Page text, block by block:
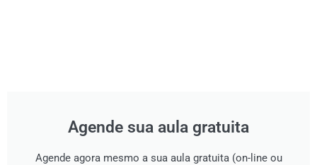
Agende sua aula gratuita
Agende agora mesmo a sua aula gratuita (on-line ou